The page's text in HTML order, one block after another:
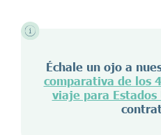
Échale un ojo a
comparativa de los
viaje para Estados